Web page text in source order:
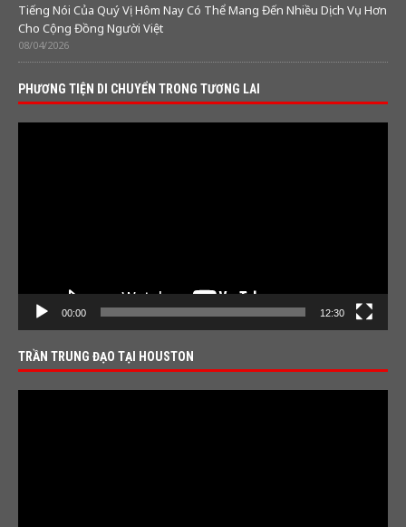
Tiếng Nói Của Quý Vị Hôm Nay Có Thể Mang Đến Nhiều Dịch Vụ Hơn
Cho Cộng Đồng Người Việt
08/04/2026
PHƯƠNG TIỆN DI CHUYỂN TRONG TƯƠNG LAI
00:00 12:30
TRẦN TRUNG ĐẠO TẠI HOUSTON